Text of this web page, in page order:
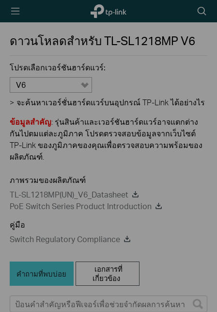
TP-Link,
Reliably
icon
ดาวนโหลดสำหรับTL-SL1218MPV6
โปรดเลือกเวอร์ชันฮาร์ดแวร์:
V6
> จะค้นหาเวอร์ชั่นฮาร์ดแวร์บนอุปกรณ์ TP-Link ได้อย่างไร
ข้อมูลสำคัญ: รุ่นสินค้าและเวอร์ชันฮาร์ดแวร์อาจแตกต่าง
กันไปตมแต่ละภูมิภาค โปรดตรวจสอบข้อมูลจากเว็บไซต์
TP-Link ของภูมิภาคของคุณเพื่อตรวจสอบความพร้อมของ
ผลิตภัณฑ์.
ภาพรวมของผลิตภัณฑ์
TL-SL1218MP(UN)_V6_Datasheet
PoE Switch Series Product Introduction
คู่มือ
Switch Regulatory Compliance
คำถามที่พบบ่อย
เอกสารที่
เกี่ยวข้อง